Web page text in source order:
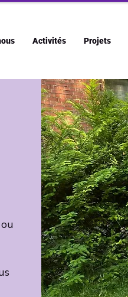
Activités Projets